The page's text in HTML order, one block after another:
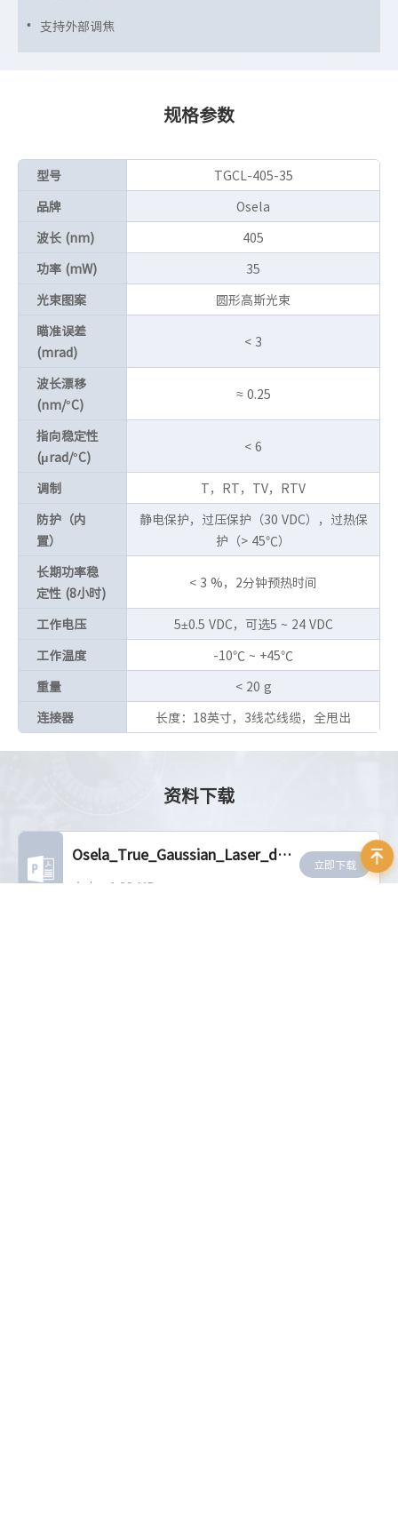
支持外部调焦
规格参数
型号
TGCL-405-35
品牌
Osela
波长 (nm)
405
功率 (mW)
35
光束图案
圆形高斯光束
瞄准误差
(mrad)
< 3
波长漂移
(nm/°C)
≈ 0.25
指向稳定性
(μrad/°C)
< 6
调制
T，RT，TV，RTV
防护（内
置）
静电保护，过压保护（30 VDC），过热保
护（> 45℃）
长期功率稳
定性 (8小时)
< 3 %，2分钟预热时间
工作电压
5±0.5 VDC，可选5 ~ 24 VDC
工作温度
-10℃ ~ +45℃
重量
< 20 g
连接器
长度：18英寸，3线芯线缆，全甩出
资料下载
Osela_True_Gaussian_Laser_datasheet_EN_2020.06_v6
大小：1.28 MB
立即下载